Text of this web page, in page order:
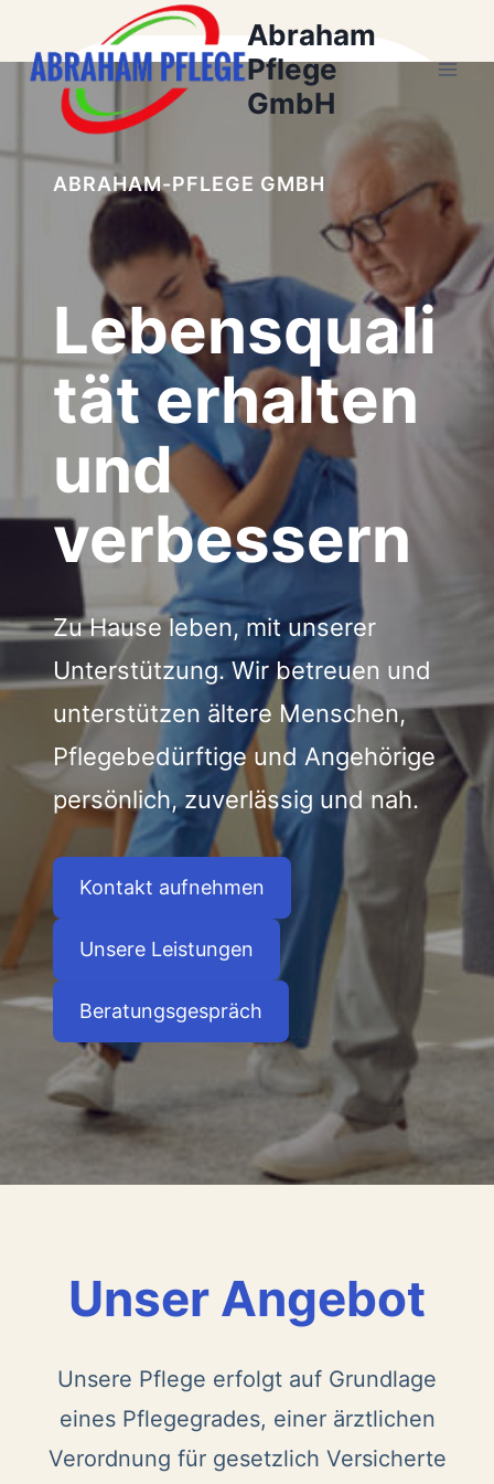
springen
Abraham
Pflege
GmbH
ABRAHAM-PFLEGE GMBH
Lebensquali
tät erhalten
und
verbessern
Zu Hause leben, mit unserer
Unterstützung. Wir betreuen und
unterstützen ältere Menschen,
Pflegebedürftige und Angehörige
persönlich, zuverlässig und nah.
Kontakt aufnehmen
Unsere Leistungen
Beratungsgespräch
Unser Angebot
Unsere Pflege erfolgt auf Grundlage
eines Pflegegrades, einer ärztlichen
Verordnung für gesetzlich Versicherte